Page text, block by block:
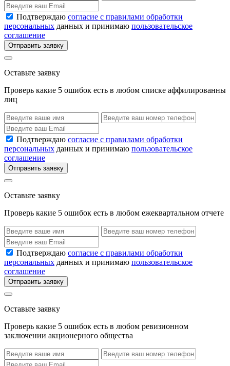
Подтверждаю согласие с правилами обработки
персональных данных и принимаю пользовательское
соглашение
Отправить заявку
Оставьте заявку
Проверь какие 5 ошибок есть в любом списке аффилированны
лиц
Подтверждаю согласие с правилами обработки
персональных данных и принимаю пользовательское
соглашение
Отправить заявку
Оставьте заявку
Проверь какие 5 ошибок есть в любом ежеквартальном отчете
Подтверждаю согласие с правилами обработки
персональных данных и принимаю пользовательское
соглашение
Отправить заявку
Оставьте заявку
Проверь какие 5 ошибок есть в любом ревизионном
заключении акционерного общества